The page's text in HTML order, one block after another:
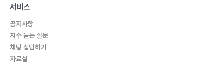
서비스
공지사항
자주 묻는 질문
채팅 상담하기
자료실